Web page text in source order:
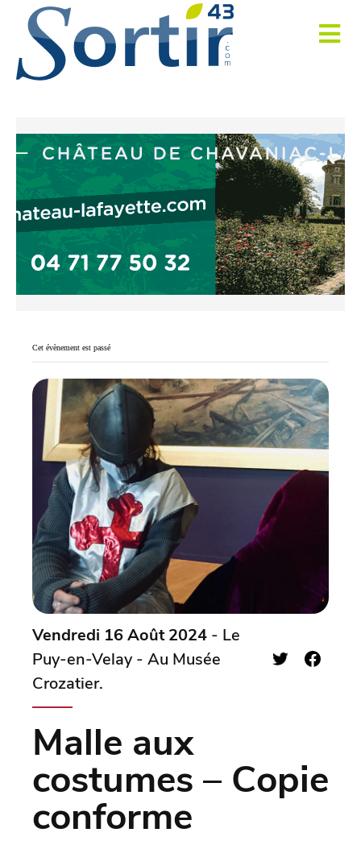
Cet évènement est passé
Vendredi 16 Août 2024 - Le
Puy-en-Velay - Au Musée
Crozatier.
Malle aux
costumes – Copie
conforme